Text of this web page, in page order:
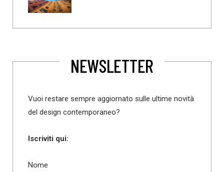
NEWSLETTER
Vuoi restare sempre aggiornato sulle ultime novità
del design contemporaneo?
Iscriviti qui:
Nome